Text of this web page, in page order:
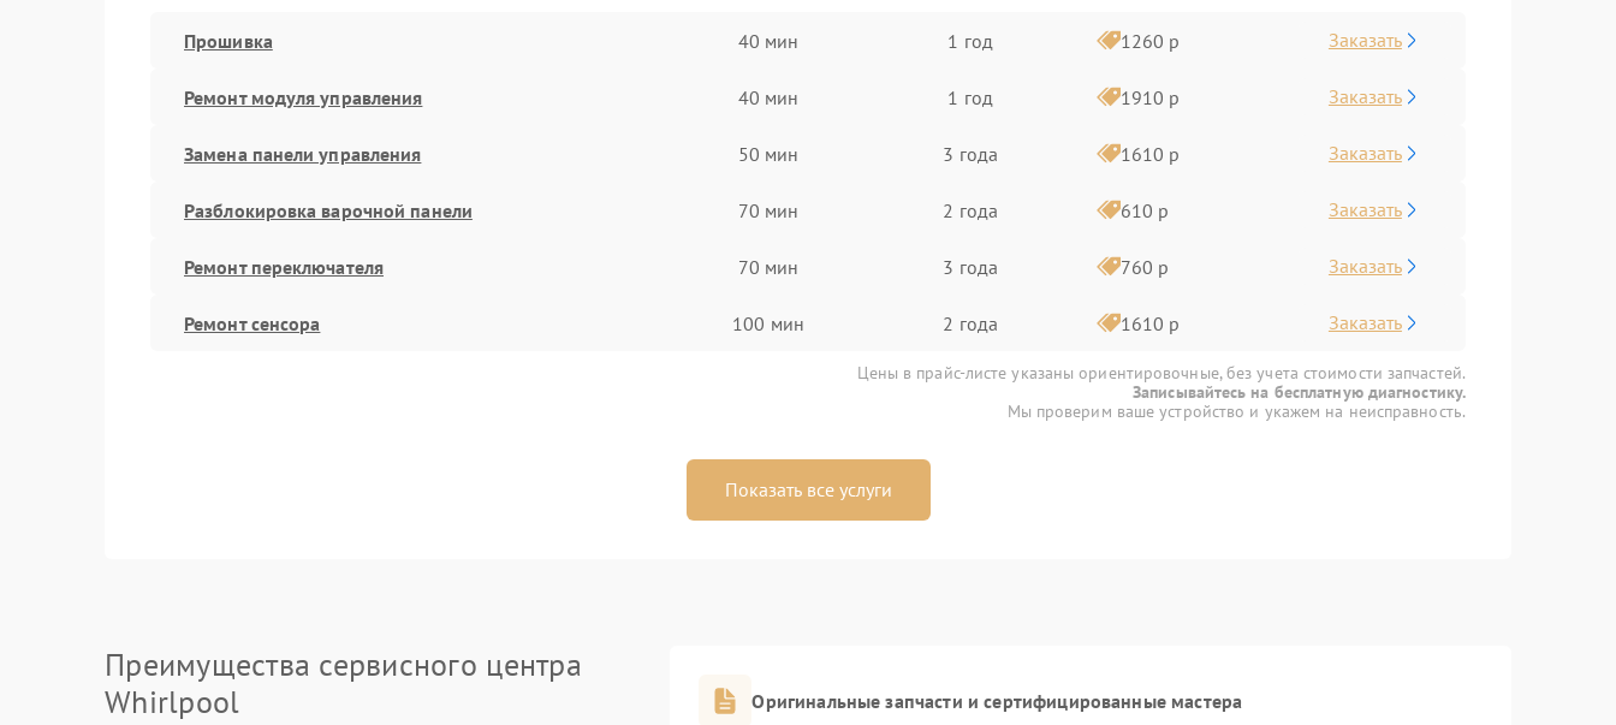
Прошивка 40 мин 1 год 1260 р Заказать
Ремонт модуля управления 40 мин 1 год 1910 р Заказать
Замена панели управления 50 мин 3 года 1610 р Заказать
Разблокировка варочной панели 70 мин 2 года 610 р Заказать
Ремонт переключателя 70 мин 3 года 760 р Заказать
Ремонт сенсора 100 мин 2 года 1610 р Заказать
Цены в прайс-листе указаны ориентировочные, без учета стоимости запчастей.
Записывайтесь на бесплатную диагностику.
Мы проверим ваше устройство и укажем на неисправность.
Показать все услуги
Преимущества сервисного центра
Whirlpool
Оригинальные запчасти и сертифицированные мастера